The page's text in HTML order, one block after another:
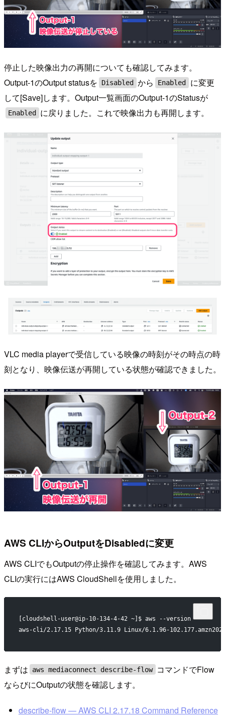
停止した映像出力の再開についても確認してみます。
Output-1のOutput statusを
Disabled から Enabled
に変更
して[Save]します。Output一覧画面のOutput-1のStatusが
Enabled に戻りました。これで映像出力も再開します。
VLC media playerで受信している映像の時刻がその時点の時
刻となり、映像伝送が再開している状態が確認できました。
AWS CLIからOutputをDisabledに変更
AWS CLIでもOutputの停止操作を確認してみます。AWS
CLIの実行にはAWS CloudShellを使用しました。
[cloudshell-user@ip-10-134-4-42 ~]$ aws --version
aws-cli/2.17.15 Python/3.11.9 Linux/6.1.96-
まずは aws mediaconnect describe-flow
コマンドでFlow
ならびにOutputの状態を確認します。
describe-flow — AWS CLI 2.17.18 Command Reference